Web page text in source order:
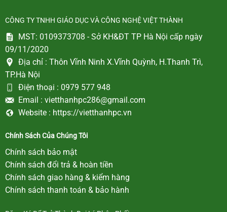
CÔNG TY TNHH GIÁO DỤC VÀ CÔNG NGHỆ VIỆT THÀNH
MST: 0109373708 - Sở KH&ĐT TP Hà Nội cấp ngày
09/11/2020
Địa chỉ : Thôn Vĩnh Ninh X.Vĩnh Quỳnh, H.Thanh Trì,
TP.Hà Nội
Điện thoại : 0979 577 948
Email : vietthanhpc286@gmail.com
Website : https://vietthanhpc.vn
Chính Sách Của Chúng Tôi
Chính sách bảo mật
Chính sách đổi trả & hoàn tiền
Chính sách giao hàng & kiểm hàng
Chính sách thanh toán & bảo hành